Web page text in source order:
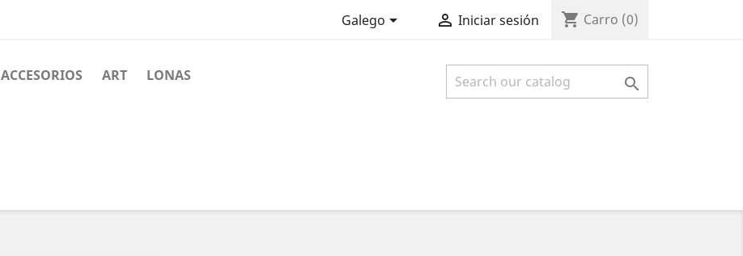
Galego  Iniciar sesión shopping_cart Carro (0)
ACCESORIOS ART LONAS 